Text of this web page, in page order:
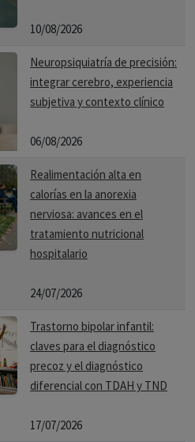
10/08/2026
Neuropsiquiatría de precisión:
integrar cerebro, experiencia
subjetiva y contexto clínico
06/08/2026
Realimentación alta en
calorías en la anorexia
nerviosa: avances en el
tratamiento nutricional
hospitalario
24/07/2026
Trastorno bipolar infantil:
claves para el diagnóstico
precoz y el diagnóstico
diferencial con TDAH y TND
17/07/2026